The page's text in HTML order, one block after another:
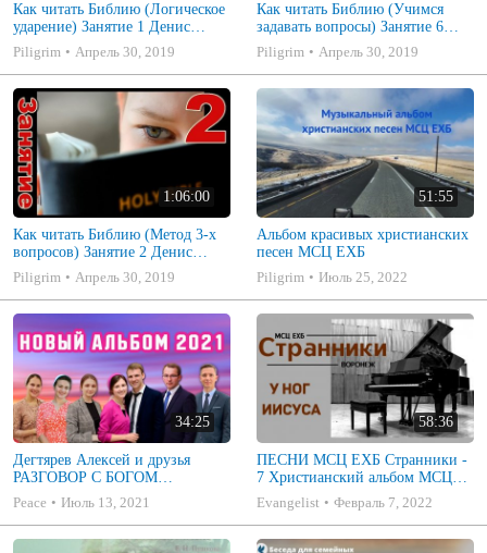
Как читать Библию (Логическое
ударение) Занятие 1 Денис
Самарин
Piligrim Апрель 30, 2019
Как читать Библию (Учимся
задавать вопросы) Занятие 6
Денис Самарин
Piligrim Апрель 30, 2019
1:06:00
Как читать Библию (Метод 3-х
вопросов) Занятие 2 Денис
Самарин
Piligrim Апрель 30, 2019
51:55
Альбом красивых христианских
песен МСЦ ЕХБ
Piligrim
Июль 25, 2022
34:25
Дегтярев Алексей и друзья
РАЗГОВОР С БОГОМ
Христианские песни МСЦ ЕХБ
2021 (7я)
Peace Июль 13, 2021
58:36
ПЕСНИ МСЦ ЕХБ Странники -
7 Христианский альбом МСЦ
ЕХБ
Evangelist Февраль 7, 2022